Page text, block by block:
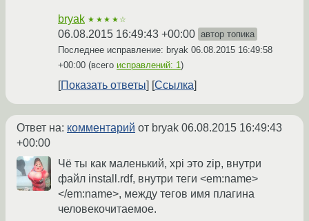
bryak ★★★★☆
06.08.2015 16:49:43 +00:00 автор топика
Последнее исправление: bryak 06.08.2015 16:49:58
+00:00 (всего исправлений: 1)
Показать ответы Ссылка
Ответ на: комментарий от bryak 06.08.2015 16:49:43
+00:00
Чё ты как маленький, xpi это zip, внутри
файл install.rdf, внутри теги <em:name>
</em:name>, между тегов имя плагина
человекочитаемое.